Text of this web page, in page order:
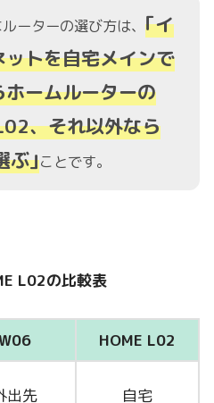
ーターの選び方は、 ｢イ
トを自宅メインで
ームルーターの
、それ以外なら
ぶ｣ことです。
L02の比較表
HOME L02
出先 自宅